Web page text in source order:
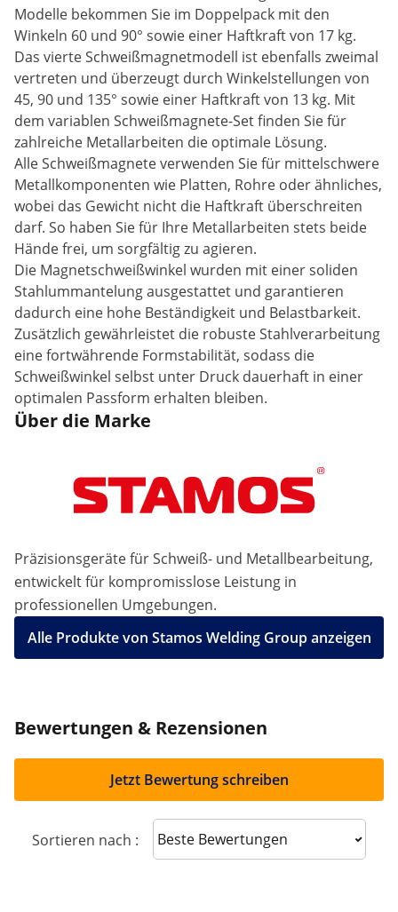
Modelle bekommen Sie im Doppelpack mit den
Winkeln 60 und 90° sowie einer Haftkraft von 17 kg.
Das vierte Schweißmagnetmodell ist ebenfalls zweimal
vertreten und überzeugt durch Winkelstellungen von
45, 90 und 135° sowie einer Haftkraft von 13 kg. Mit
dem variablen Schweißmagnete-Set finden Sie für
zahlreiche Metallarbeiten die optimale Lösung.
Alle Schweißmagnete verwenden Sie für mittelschwere
Metallkomponenten wie Platten, Rohre oder ähnliches,
wobei das Gewicht nicht die Haftkraft überschreiten
darf. So haben Sie für Ihre Metallarbeiten stets beide
Hände frei, um sorgfältig zu agieren.
Die Magnetschweißwinkel wurden mit einer soliden
Stahlummantelung ausgestattet und garantieren
dadurch eine hohe Beständigkeit und Belastbarkeit.
Zusätzlich gewährleistet die robuste Stahlverarbeitung
eine fortwährende Formstabilität, sodass die
Schweißwinkel selbst unter Druck dauerhaft in einer
optimalen Passform erhalten bleiben.
Über die Marke
Präzisionsgeräte für Schweiß- und Metallbearbeitung,
entwickelt für kompromisslose Leistung in
professionellen Umgebungen.
Alle Produkte von Stamos Welding Group anzeigen
Bewertungen & Rezensionen
Jetzt Bewertung schreiben
Sortieren nach : Sort reviews